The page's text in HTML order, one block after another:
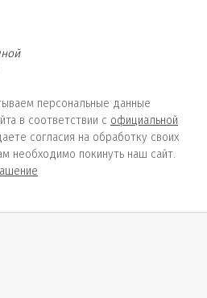
персональные данные
в соответствии с официальной
согласия на обработку своих
необходимо покинуть наш сайт.